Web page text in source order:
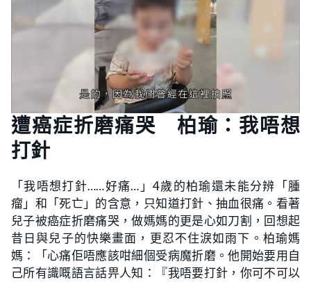
遭癌症折磨痛哭 柏瑜：我唔想
打針
「我唔想打針……好痛…」4歲的柏瑜還未能分辨「腫
瘤」和「死亡」的含意，只知道打針、抽血很痛。看著
兒子被癌症折磨痛哭，做媽媽的更是心如刀割，回想起
昔日與兒子的快樂畫面，更忍不住淚如雨下。柏瑜媽
媽：「心痛佢唔應該咁細個受病魔折磨。他開始要用自
己所有識嘅語言話畀人知：『我唔要打針，你可不可以